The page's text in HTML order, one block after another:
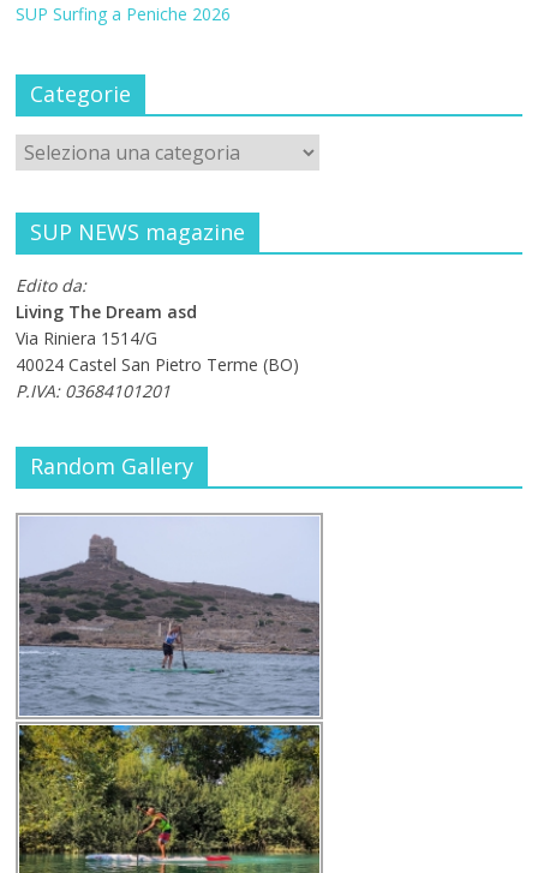
SUP Surfing a Peniche 2026
Categorie
SUP NEWS magazine
Edito da:
Living The Dream asd
Via Riniera 1514/G
40024 Castel San Pietro Terme (BO)
P.IVA: 03684101201
Random Gallery